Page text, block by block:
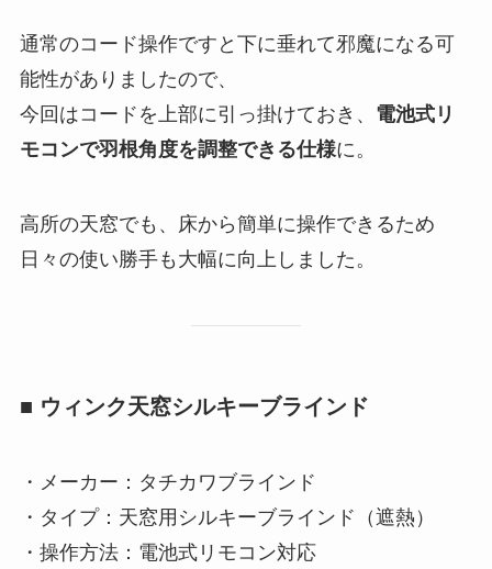
通常のコード操作ですと下に垂れて邪魔になる可
能性がありましたので、
今回はコードを上部に引っ掛けておき、 電池式リ
モコンで羽根角度を調整できる仕様に。
高所の天窓でも、床から簡単に操作できるため
日々の使い勝手も大幅に向上しました。
■ ウィンク天窓シルキーブラインド
・メーカー：タチカワブラインド
・タイプ：天窓用シルキーブラインド（遮熱）
・操作方法：電池式リモコン対応